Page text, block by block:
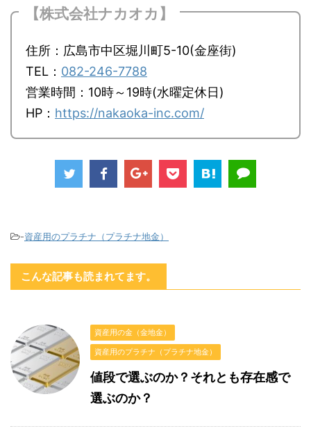
【株式会社ナカオカ】
住所：広島市中区堀川町5-10(金座街)
TEL： 082-246-7788
営業時間：10時～19時(水曜定休日)
HP： https://nakaoka-inc.com/
-資産用のプラチナ（プラチナ地金）
こんな記事も読まれてます。
資産用の金（金地金）
資産用のプラチナ（プラチナ地金）
値段で選ぶのか？それとも存在感で
選ぶのか？